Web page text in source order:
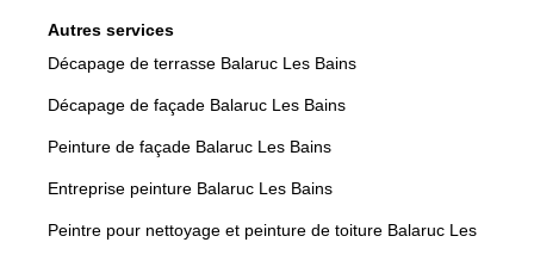
Autres services
Décapage de terrasse Balaruc Les Bains
Décapage de façade Balaruc Les Bains
Peinture de façade Balaruc Les Bains
Entreprise peinture Balaruc Les Bains
Peintre pour nettoyage et peinture de toiture Balaruc Les